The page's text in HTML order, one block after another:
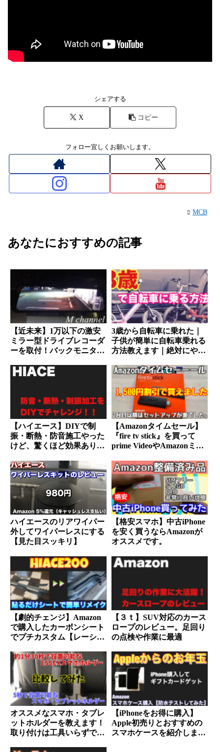
シェアする
X コピー
フォロー宜しくお願いします。
MCB
あなたにおすすめの記事
【近未来】1万以下の激安
ミラー型ドライブレコーダ
ーを取付！バックモニター
めの商品を紹介します。
3歳から自転車に乗れた｜
子供が簡単に自転車乗れる
方法教えます｜絶対にやっ
【ハイエース】DIYで制
振・断熱・防音施工やった
けど、驚くほど効果ありま
【Amazonタイムセール】
『fire tv stick』を買って
prime VideoやAmazonミュ
ハイエースのリアワイパー
外してワイパーレスにする
【見た目スッキリ】
【格安スマホ】中古iPhone
を安く買うならAmazonが
オススメです。
【劇的チェンジ】Amazon
で購入したカーボンシート
でプチカスタム【レーシン
【３ｔ】SUV対応のカース
ロープのレビュー。足回り
の点検や作業に最適
オススメなスマホ・タブレ
ットホルダーを教えます！
取り付けは工具いらずで秒
【iPhoneをお得に購入】
Apple初売りとおすすめの
スマホケースを紹介します